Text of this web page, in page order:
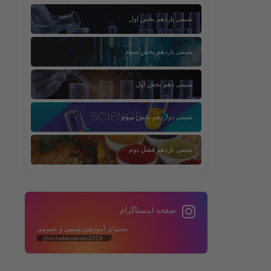
شیمی یازدهم بخش اول
شیمی یازدهم بخش سوم
شیمی دهم بخش اول
شیمی دوازدهم بخش سوم
شیمی یازدهم فصل دوم
صفحه اینستاگرام
محتوای آموزشی شیمی و عمومی
@ostadmomeni2020